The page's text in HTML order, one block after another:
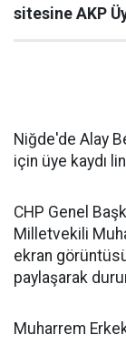
sitesine AKP
Niğde'de Alay
için üye kaydı
CHP Genel
Milletvekili
ekran
paylaşarak
Muharrem